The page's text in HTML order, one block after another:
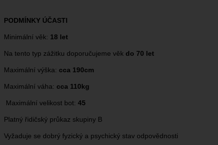
PODMÍNKY ÚČASTI
Minimální věk: 18 let
Na tento typ zážitku doporučujeme věk do 70 let
Maximální výška: cca 190cm
Maximální váha: cca 110kg
Maximální velikost bot: 45
Platný řidičský průkaz skupiny B
Vyžaduje se dobrý fyzický a psychický stav odpovědnosti